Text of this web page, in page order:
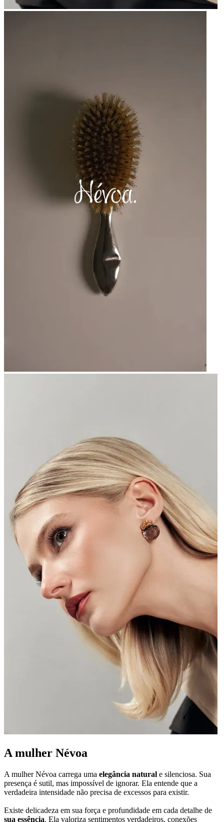
A mulher Névoa
A mulher Névoa carrega uma elegância natural e silenciosa. Sua
presença é sutil, mas impossível de ignorar. Ela entende que a
verdadeira intensidade não precisa de excessos para existir.
Existe delicadeza em sua força e profundidade em cada detalhe de
sua essência. Ela valoriza sentimentos verdadeiros, conexões